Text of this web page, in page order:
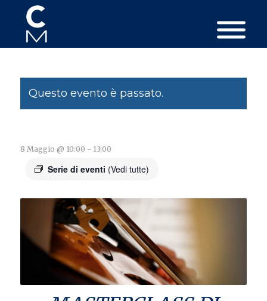
Questo evento è passato.
8 Maggio @ 10:00 - 13:00
Serie di eventi (Vedi tutte)